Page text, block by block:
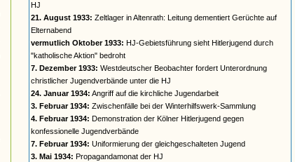
HJ
21. August 1933: Zeltlager in Altenrath: Leitung dementiert Gerüchte auf
Elternabend
vermutlich Oktober 1933: HJ-Gebietsführung sieht Hitlerjugend durch
"katholische Aktion" bedroht
7. Dezember 1933: Westdeutscher Beobachter fordert Unterordnung
christlicher Jugendverbände unter die HJ
24. Januar 1934: Angriff auf die kirchliche Jugendarbeit
3. Februar 1934: Zwischenfälle bei der Winterhilfswerk-Sammlung
4. Februar 1934: Demonstration der Kölner Hitlerjugend gegen
konfessionelle Jugendverbände
7. Februar 1934: Uniformierung der gleichgeschalteten Jugend
3. Mai 1934: Propagandamonat der HJ